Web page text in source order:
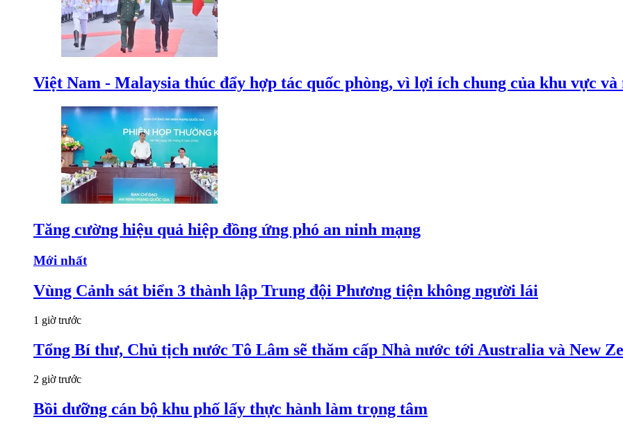
Việt Nam - Malaysia thúc đẩy hợp tác quốc phòng, vì lợi ích chung của khu vực và
Tăng cường hiệu quả hiệp đồng ứng phó an ninh mạng
Mới nhất
Vùng Cảnh sát biển 3 thành lập Trung đội Phương tiện không người lái
1 giờ trước
Tổng Bí thư, Chủ tịch nước Tô Lâm sẽ thăm cấp Nhà nước tới Australia và New
2 giờ trước
Bồi dưỡng cán bộ khu phố lấy thực hành làm trọng tâm